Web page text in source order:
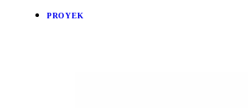
PROYEK